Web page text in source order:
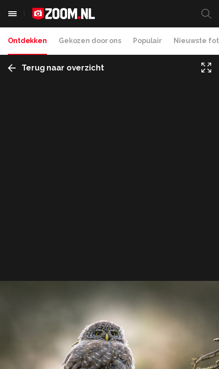
Ontdekken Gekozen door ons Populair Nieuwste
Terug naar overzicht